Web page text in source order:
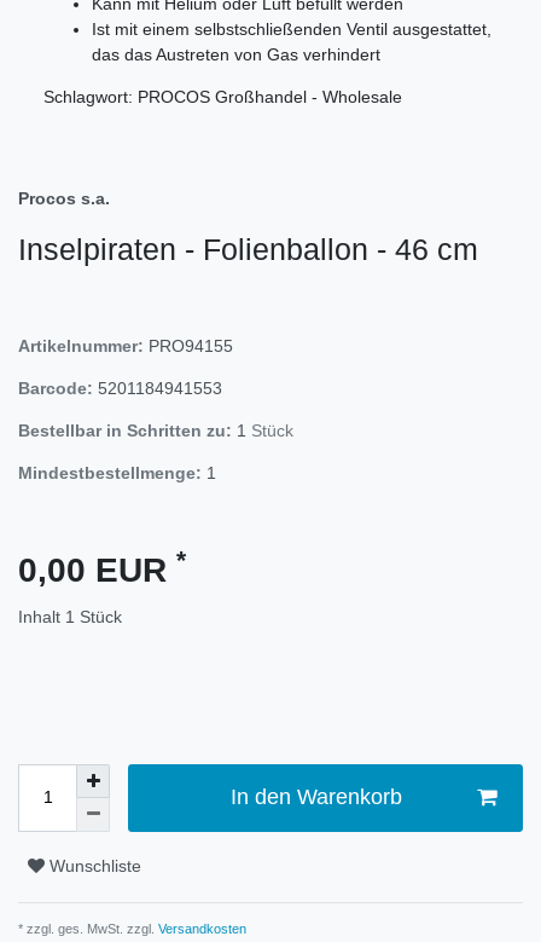
Ist mit einem selbstschließenden Ventil ausgestattet,
das das Austreten von Gas verhindert
Schlagwort: PROCOS Großhandel - Wholesale
Procos s.a.
Inselpiraten - Folienballon - 46 cm
Artikelnummer: PRO94155
Barcode: 5201184941553
Bestellbar in Schritten zu: 1 Stück
Mindestbestellmenge: 1
0,00 EUR *
Inhalt 1 Stück
In den Warenkorb
Wunschliste
* zzgl. ges. MwSt. zzgl. Versandkosten